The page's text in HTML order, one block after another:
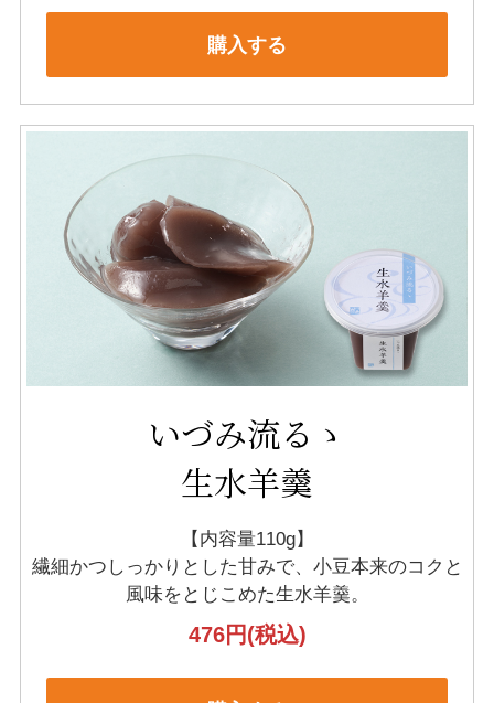
購入する
いづみ流るゝ
生水羊羹
【内容量110g】
繊細かつしっかりとした甘みで、小豆本来のコクと
風味をとじこめた生水羊羹。
476円(税込)